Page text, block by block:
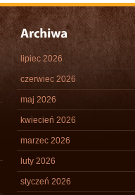
lipiec 2026
czerwiec 2026
maj 2026
kwiecień 2026
marzec 2026
luty 2026
styczeń 2026